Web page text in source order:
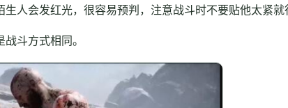
人会发红光，很容易预判，注意战斗时不要贴他太紧就
斗方式相同。